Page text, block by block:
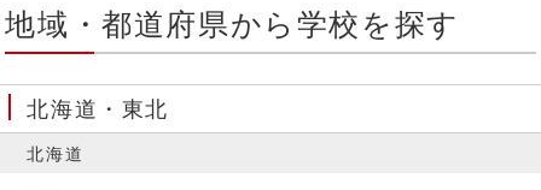
地域・都道府県から学校を探す
北海道・東北
北海道